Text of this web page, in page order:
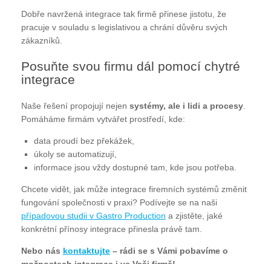
Dobře navržená integrace tak firmě přinese jistotu, že
pracuje v souladu s legislativou a chrání důvěru svých
zákazníků.
Posuňte svou firmu dál pomocí chytré
integrace
Naše řešení propojují nejen systémy, ale i lidi a procesy
Pomáháme firmám vytvářet prostředí, kde:
data proudí bez překážek,
úkoly se automatizují,
informace jsou vždy dostupné tam, kde jsou potřeba.
Chcete vidět, jak může integrace firemních systémů změnit
fungování společnosti v praxi? Podívejte se na naši
případovou studii v Gastro Production a zjistěte, jaké
konkrétní přínosy integrace přinesla právě tam.
Nebo nás kontaktujte – rádi se s Vámi pobavíme o